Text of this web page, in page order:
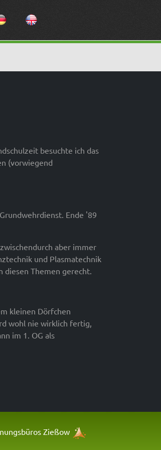
auswählen
besuchte ich das
(vorwiegend
Ende '89
aber immer
und Plasmatechnik
diesen Themen gerecht.
kleinen Dörfchen
wohl nie wirklich fertig,
im 1. OG als
Zießow